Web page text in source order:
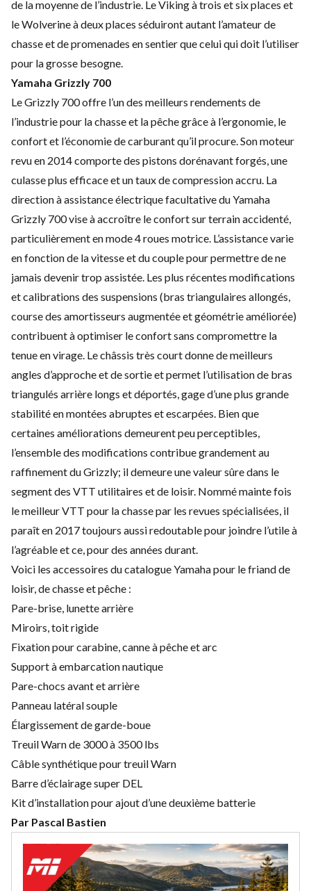
de la moyenne de l’industrie. Le Viking à trois et six places et
le Wolverine à deux places séduiront autant l’amateur de
chasse et de promenades en sentier que celui qui doit l’utiliser
pour la grosse besogne.
Yamaha Grizzly 700
Le Grizzly 700 offre l’un des meilleurs rendements de
l’industrie pour la chasse et la pêche grâce à l’ergonomie, le
confort et l’économie de carburant qu’il procure. Son moteur
revu en 2014 comporte des pistons dorénavant forgés, une
culasse plus efficace et un taux de compression accru. La
direction à assistance électrique facultative duYamaha
Grizzly 700vise à accroître le confort sur terrain accidenté,
particulièrement en mode 4 roues motrice. L’assistance varie
en fonction de la vitesse et du couple pour permettre de ne
jamais devenir trop assistée. Les plus récentes modifications
et calibrations des suspensions (bras triangulaires allongés,
course des amortisseurs augmentée et géométrie améliorée)
contribuent à optimiser le confort sans compromettre la
tenue en virage. Le châssis très court donne de meilleurs
angles d’approche et de sortie et permet l’utilisation de bras
triangulés arrière longs et déportés, gage d’une plus grande
stabilité en montées abruptes et escarpées. Bien que
certaines améliorations demeurent peu perceptibles,
l’ensemble des modifications contribue grandement au
raffinement du Grizzly; il demeure une valeur sûre dans le
segment des VTT utilitaires et de loisir. Nommé mainte fois
le meilleur VTT pour la chasse par les revues spécialisées, il
paraît en 2017 toujours aussi redoutable pour joindre l’utile à
l’agréable et ce, pour des années durant.
Voici les accessoires du catalogue Yamaha pour le friand de
loisir, de chasse et pêche :
Pare-brise, lunette arrière
Miroirs, toit rigide
Fixation pour carabine, canne à pêche et arc
Support à embarcation nautique
Pare-chocs avant et arrière
Panneau latéral souple
Élargissement de garde-boue
Treuil Warn de 3000 à 3500 lbs
Câble synthétique pour treuil Warn
Barre d’éclairage super DEL
Kit d’installation pour ajout d’une deuxième batterie
Par Pascal Bastien